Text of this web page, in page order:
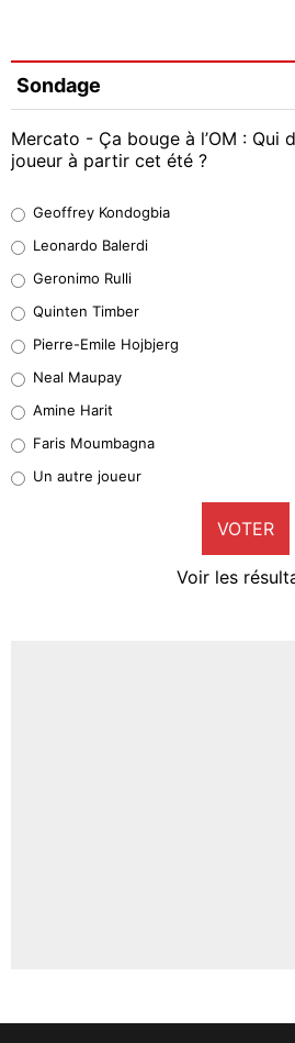
Sondage
Mercato - Ça bouge à l’OM : Qui
joueur à partir cet été ?
38%
32%
5%
1%
9%
Geoffrey Kondogbia
Leonardo Balerdi
Geronimo Rulli
Quinten Timber
Pierre-Emile Hojbjerg
Neal Maupay
Amine Harit
Faris Moumbagna
Un autre joueur
VOTER
Voir les